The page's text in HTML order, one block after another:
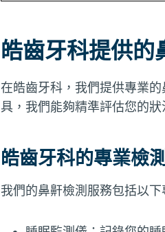
皓齒牙科提供的
在皓齒牙科，我們提供專業
具，我們能夠精準評估您的
皓齒牙科的專業檢
我們的鼻鼾檢測服務包括以下